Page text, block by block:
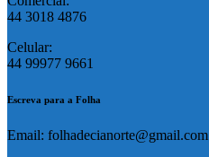
44 3018 4876
Celular:
44 99977 9661
Escreva para a Folha
Email: folhadecianorte@gmail.com